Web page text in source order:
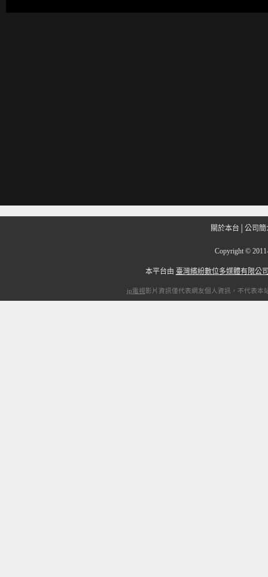
關於本台 公司簡
Copyright ©
本平台由 臺灣繽紛數位多媒體有限公
ip電視影片資訊僅代表網友個人資訊，不代表本